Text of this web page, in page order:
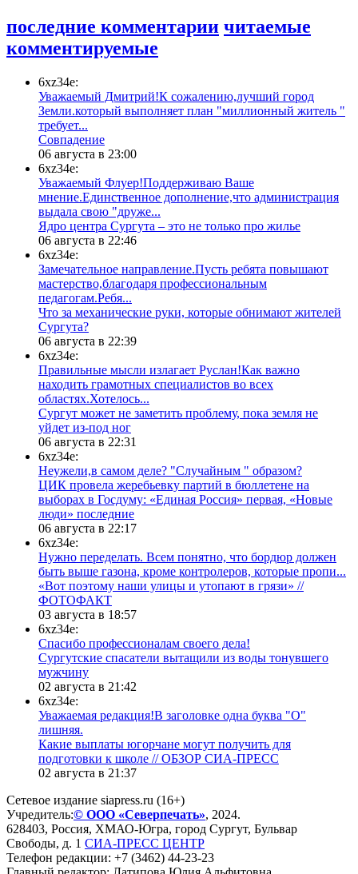
последние комментарии читаемые
комментируемые
6xz34e:
Уважаемый Дмитрий!К сожалению,лучший город
Земли.который выполняет план "миллионный житель "
требует...
​Совпадение
06 августа в 23:00
6xz34e:
Уважаемый Флуер!Поддерживаю Ваше
мнение.Единственное дополнение,что администрация
выдала свою "друже...
​Ядро центра Сургута ‒ это не только про жилье
06 августа в 22:46
6xz34e:
Замечательное направление.Пусть ребята повышают
мастерство,благодаря профессиональным
педагогам.Ребя...
​Что за механические руки, которые обнимают жителей
Сургута?
06 августа в 22:39
6xz34e:
Правильные мысли излагает Руслан!Как важно
находить грамотных специалистов во всех
областях.Хотелось...
Сургут может не заметить проблему, пока земля не
уйдет из-под ног
06 августа в 22:31
6xz34e:
Неужели,в самом деле? "Случайным " образом?
ЦИК провела жеребьевку партий в бюллетене на
выборах в Госдуму: «Единая Россия» первая, «Новые
люди» последние
06 августа в 22:17
6xz34e:
Нужно переделать. Всем понятно, что бордюр должен
быть выше газона, кроме контролеров, которые пропи...
«Вот поэтому наши улицы и утопают в грязи» //
ФОТОФАКТ
03 августа в 18:57
6xz34e:
Спасибо профессионалам своего дела!
Сургутские спасатели вытащили из воды тонувшего
мужчину
02 августа в 21:42
6xz34e:
Уважаемая редакция!В заголовке одна буква "О"
лишняя.
Какие выплаты югорчане могут получить для
подготовки к школе // ОБЗОР СИА-ПРЕСС
02 августа в 21:37
Сетевое издание siapress.ru (16+)
Учредитель:© ООО «Северпечать», 2024.
628403, Россия, ХМАО-Югра, город Сургут, Бульвар
Свободы, д. 1 СИА-ПРЕСС ЦЕНТР
Телефон редакции: +7 (3462) 44-23-23